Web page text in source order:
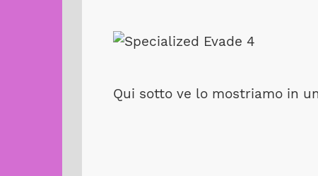
Qui sotto ve lo mostriamo in